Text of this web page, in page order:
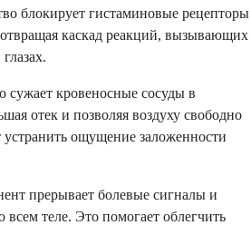
блокирует гистаминовые рецепторы
каскад реакций, вызывающих
сужает кровеносные сосуды в
отек и позволяя воздуху свободно
ощущение заложенности
прерывает болевые сигналы и
всем теле. Это помогает облегчить